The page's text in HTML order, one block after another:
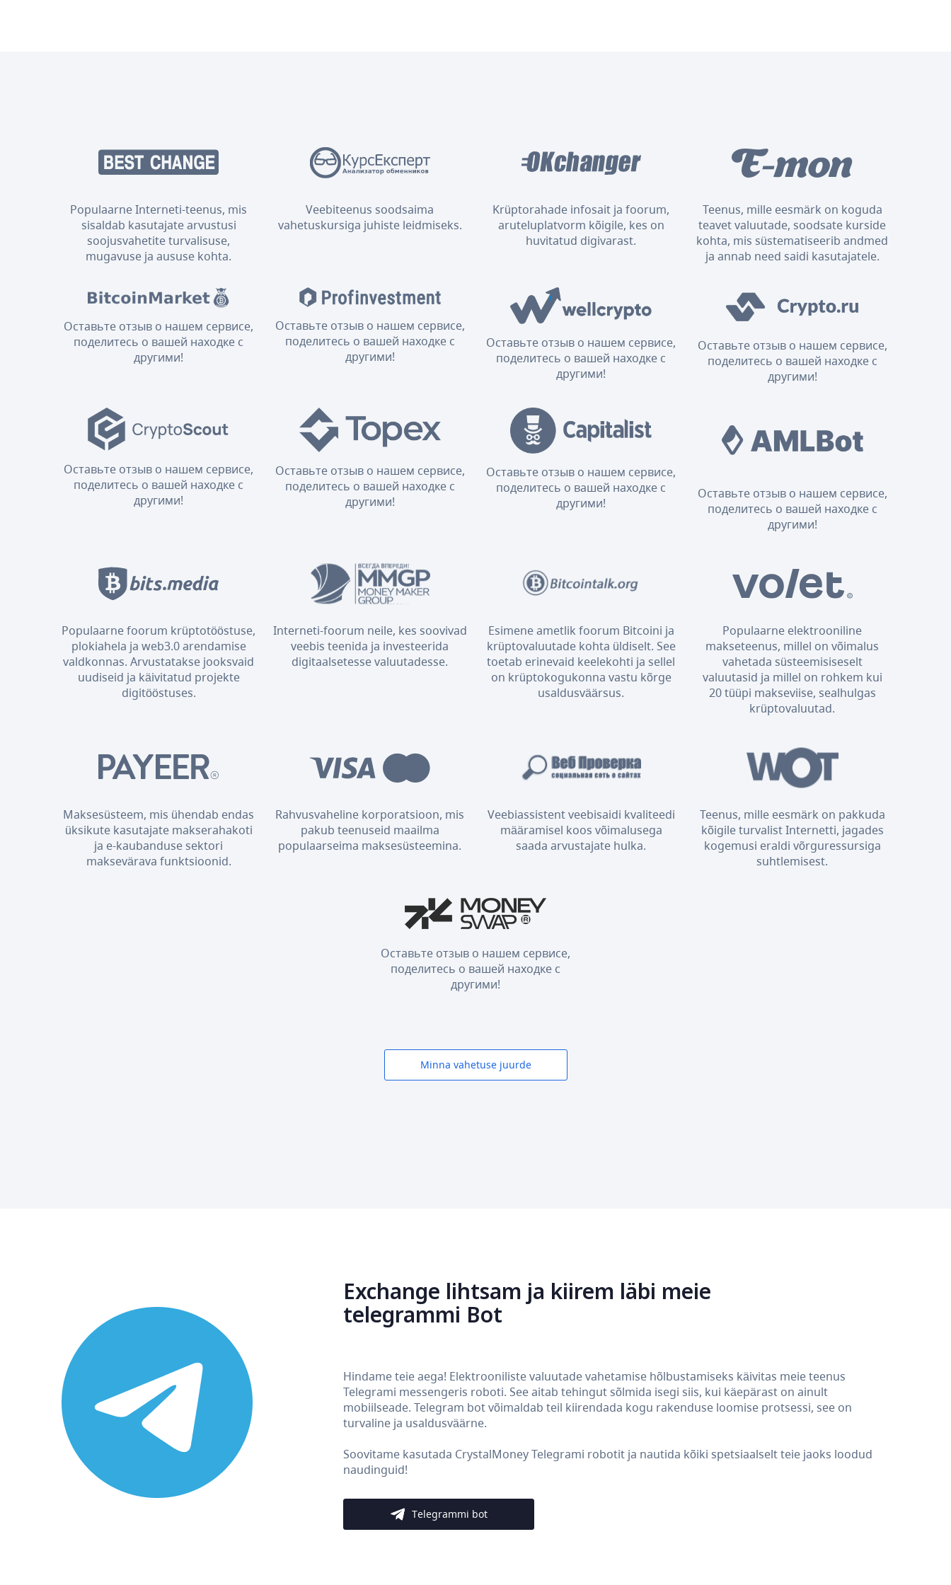
Populaarne Interneti-teenus, mis
sisaldab kasutajate arvustusi
soojusvahetite turvalisuse,
mugavuse ja aususe kohta.
Veebiteenus soodsaima
vahetuskursiga juhiste leidmiseks.
Krüptorahade infosait ja foorum,
aruteluplatvorm kõigile, kes on
huvitatud digivarast.
Teenus, mille eesmärk on koguda
teavet valuutade, soodsate kurside
kohta, mis süstematiseerib andmed
ja annab need saidi kasutajatele.
Оставьте отзыв о нашем сервисе,
поделитесь о вашей находке с
другими!
Оставьте отзыв о нашем сервисе,
поделитесь о вашей находке с
другими!
Оставьте отзыв о нашем сервисе,
поделитесь о вашей находке с
другими!
Оставьте отзыв о нашем сервисе,
поделитесь о вашей находке с
другими!
Оставьте отзыв о нашем сервисе,
поделитесь о вашей находке с
другими!
Оставьте отзыв о нашем сервисе,
поделитесь о вашей находке с
другими!
Оставьте отзыв о нашем сервисе,
поделитесь о вашей находке с
другими!
Оставьте отзыв о нашем сервисе,
поделитесь о вашей находке с
другими!
Populaarne foorum krüptotööstuse,
plokiahela ja web3.0 arendamise
valdkonnas. Arvustatakse jooksvaid
uudiseid ja käivitatud projekte
digitööstuses.
Interneti-foorum neile, kes soovivad
veebis teenida ja investeerida
digitaalsetesse valuutadesse.
Esimene ametlik foorum Bitcoini ja
krüptovaluutade kohta üldiselt. See
toetab erinevaid keelekohti ja sellel
on krüptokogukonna vastu kõrge
usaldusväärsus.
Populaarne elektrooniline
makseteenus, millel on võimalus
vahetada süsteemisiseselt
valuutasid ja millel on rohkem kui
20 tüüpi makseviise, sealhulgas
krüptovaluutad.
Maksesüsteem, mis ühendab endas
üksikute kasutajate makserahakoti
ja e-kaubanduse sektori
maksevärava funktsioonid.
Rahvusvaheline korporatsioon, mis
pakub teenuseid maailma
populaarseima maksesüsteemina.
Veebiassistent veebisaidi kvaliteedi
määramisel koos võimalusega
saada arvustajate hulka.
Teenus, mille eesmärk on pakkuda
kõigile turvalist Internetti, jagades
kogemusi eraldi võrguressursiga
suhtlemisest.
Оставьте отзыв о нашем сервисе,
поделитесь о вашей находке с
другими!
Minna vahetuse juurde
Exchange lihtsam ja kiirem läbi meie
telegrammi Bot
Hindame teie aega! Elektrooniliste valuutade vahetamise hõlbustamiseks käivitas meie teenus
Telegrami messengeris roboti. See aitab tehingut sõlmida isegi siis, kui käepärast on ainult
mobiilseade. Telegram bot võimaldab teil kiirendada kogu rakenduse loomise protsessi, see on
turvaline ja usaldusväärne.
Soovitame kasutada CrystalMoney Telegrami robotit ja nautida kõiki spetsiaalselt teie jaoks loodud
naudinguid!
Telegrammi bot